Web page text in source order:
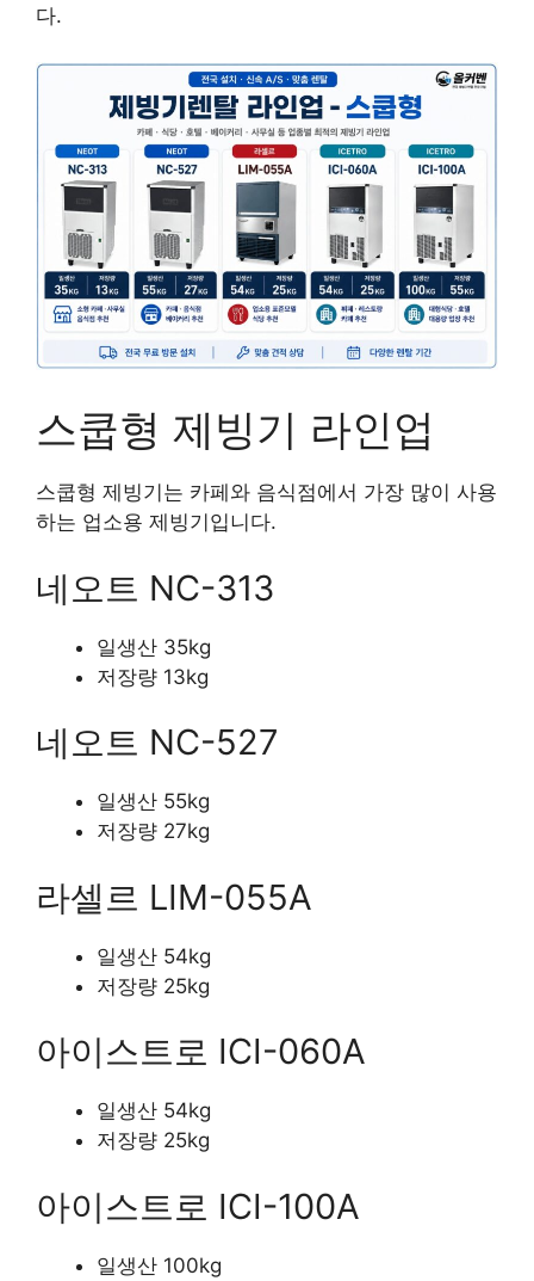
다.
스쿱형 제빙기 라인업
스쿱형 제빙기는 카페와 음식점에서 가장 많이 사용
하는 업소용 제빙기입니다.
네오트 NC-313
일생산 35kg
저장량 13kg
네오트 NC-527
일생산 55kg
저장량 27kg
라셀르 LIM-055A
일생산 54kg
저장량 25kg
아이스트로 ICI-060A
일생산 54kg
저장량 25kg
아이스트로 ICI-100A
일생산 100kg